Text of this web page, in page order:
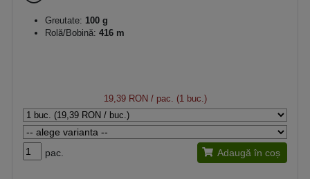
Greutate: 100 g
Rolă/Bobină: 416 m
19,39 RON/ pac. (1 buc.)
pac. Adaugă în coș